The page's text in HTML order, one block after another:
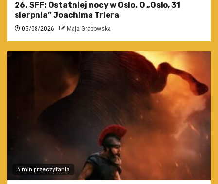
26. SFF: Ostatniej nocy w Oslo. O „Oslo, 31
sierpnia” Joachima Triera
05/08/2026 Maja Grabowska
6 min przeczytania